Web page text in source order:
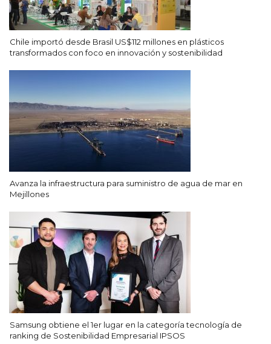
Chile importó desde Brasil US$112 millones en plásticos
transformados con foco en innovación y sostenibilidad
Avanza la infraestructura para suministro de agua de mar en
Mejillones
Samsung obtiene el 1er lugar en la categoría tecnología de
ranking de Sostenibilidad Empresarial IPSOS